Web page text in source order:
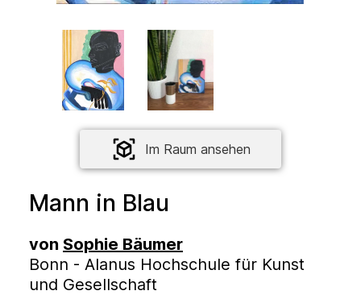
Im Raum ansehen
Mann in Blau
von Sophie Bäumer
Bonn - Alanus Hochschule für Kunst
und Gesellschaft